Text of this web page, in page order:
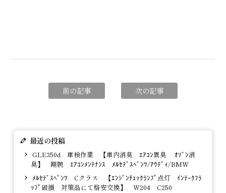
前の記事 次の記事
最近の投稿
GLE350d 車検作業 【車内消臭 ｴｱｺﾝ異臭 ｵｿﾞﾝ消
臭】 剛腕 ｴｱｺﾝﾒﾝﾃﾅﾝｽ ﾒﾙｾﾃﾞｽﾍﾞﾝﾂ/ｱｳﾃﾞｨ/BMW
ﾒﾙｾﾃﾞｽﾍﾞﾝﾂ Cクラス 【ｴﾝｼﾞﾝﾁｪｯｸﾗﾝﾌﾟ点灯 ｲﾝﾃｰｸﾌﾗ
ｯﾌﾟ破損 対策品にて格安交換】 W204 C250